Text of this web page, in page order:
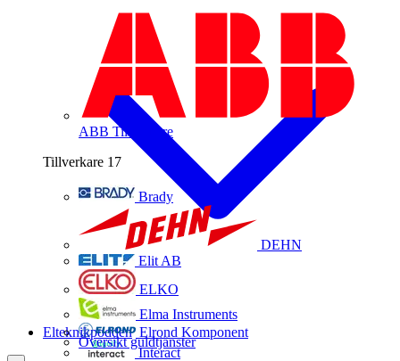
ABB Tillverkare
Tillverkare 17
Brady
DEHN
Elit AB
ELKO
Elma Instruments
Elrond Komponent
Interact
Översikt guldtjänster
Elteknikpodden